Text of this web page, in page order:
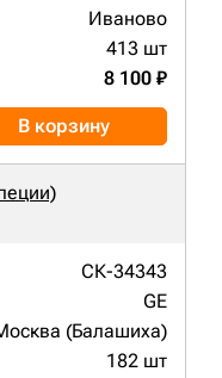
Иваново
413 шт
8 100 ₽
В корзину
СК-34343
GE
(Балашиха)
182 шт